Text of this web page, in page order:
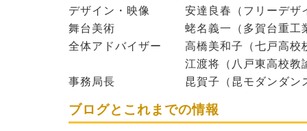
デザイン・映像 安達良春（フリーデザ
舞台美術 蛯名義一（多賀台重工
全体アドバイザー 高橋美和子（七戸高校
江渡将（八戸東高校教諭
事務局長 昆賀子（昆モダンダンス
ブログとこれまでの情報